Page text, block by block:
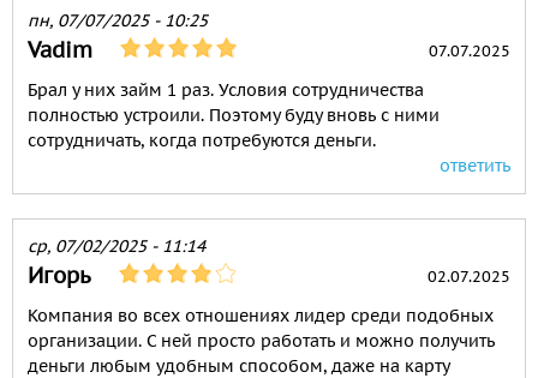
пн, 07/07/2025 - 10:25
Vadim 07.07.2025
Брал у них займ 1 раз. Условия сотрудничества
полностью устроили. Поэтому буду вновь с ними
сотрудничать, когда потребуются деньги.
ответить
ср, 07/02/2025 - 11:14
Игорь 02.07.2025
Компания во всех отношениях лидер среди подобных
организации. С ней просто работать и можно получить
деньги любым удобным способом, даже на карту